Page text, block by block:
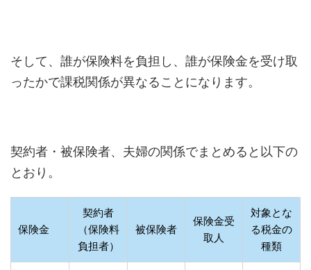
そして、誰が保険料を負担し、誰が保険金を受け取
ったかで課税関係が異なることになります。
契約者・被保険者、夫婦の関係でまとめると以下の
とおり。
保険金
契約者
（保険料
負担者）
被保険者
保険金受
取人
対象とな
る税金の
種類